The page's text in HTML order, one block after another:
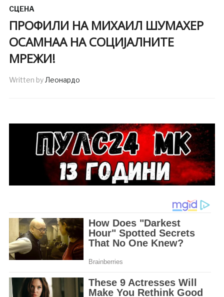
СЦЕНА
ПРОФИЛИ НА МИХАИЛ ШУМАХЕР
ОСАМНАА НА СОЦИЈАЛНИТЕ
МРЕЖИ!
Written byЛеонардо